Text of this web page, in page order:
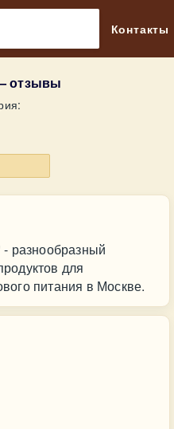
Контакты
отзывы
разнообразный
для
питания в Москве.